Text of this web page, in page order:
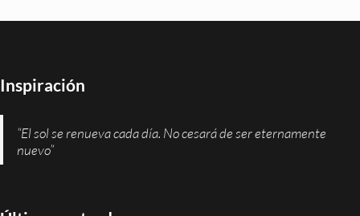
Inspiración
“El sol se renueva cada día. No cesará de ser eternamente
nuevo”